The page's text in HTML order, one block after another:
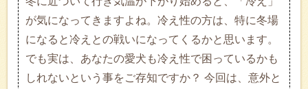
が気になってきますよね。冷え性の方は、特に冬場
になると冷えとの戦いになってくるかと思います。
でも実は、あなたの愛犬も冷え性で困っているかも
しれないという事をご存知ですか？ 今回は、意外と